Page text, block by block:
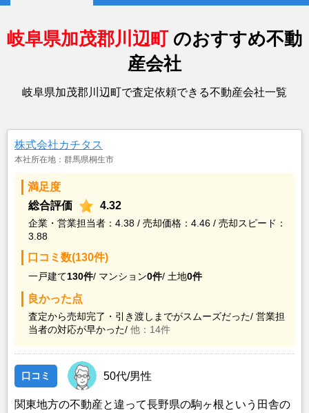
岐阜県加茂郡川辺町 のおすすめ不動
産会社
岐阜県加茂郡川辺町で査定依頼できる不動産会社一覧
株式会社カチタス
本社所在地：群馬県桐生市
満足度
総合評価
4.32
企業・営業担当者：4.38 / 売却価格：4.46 / 売却スピード：
3.88
口コミ数(130件)
一戸建て130件/ マンション0件/ 土地0件
良かった点
査定から売却完了・引き渡しまでがスムーズだった/ 営業担
当者の対応が早かった/ 他：14件
口コミ 50代/男性
関東地方の不動産と違って長野県の駒ヶ根という田舎の